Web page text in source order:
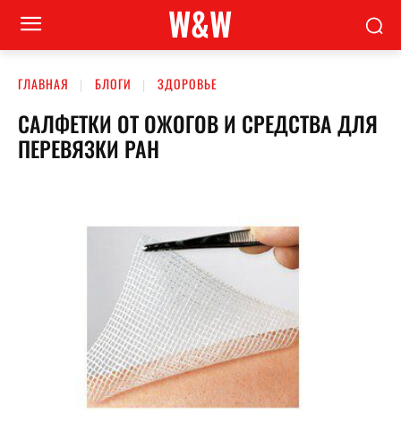
W&W
ГЛАВНАЯ БЛОГИ ЗДОРОВЬЕ
САЛФЕТКИ ОТ ОЖОГОВ И СРЕДСТВА ДЛЯ
ПЕРЕВЯЗКИ РАН